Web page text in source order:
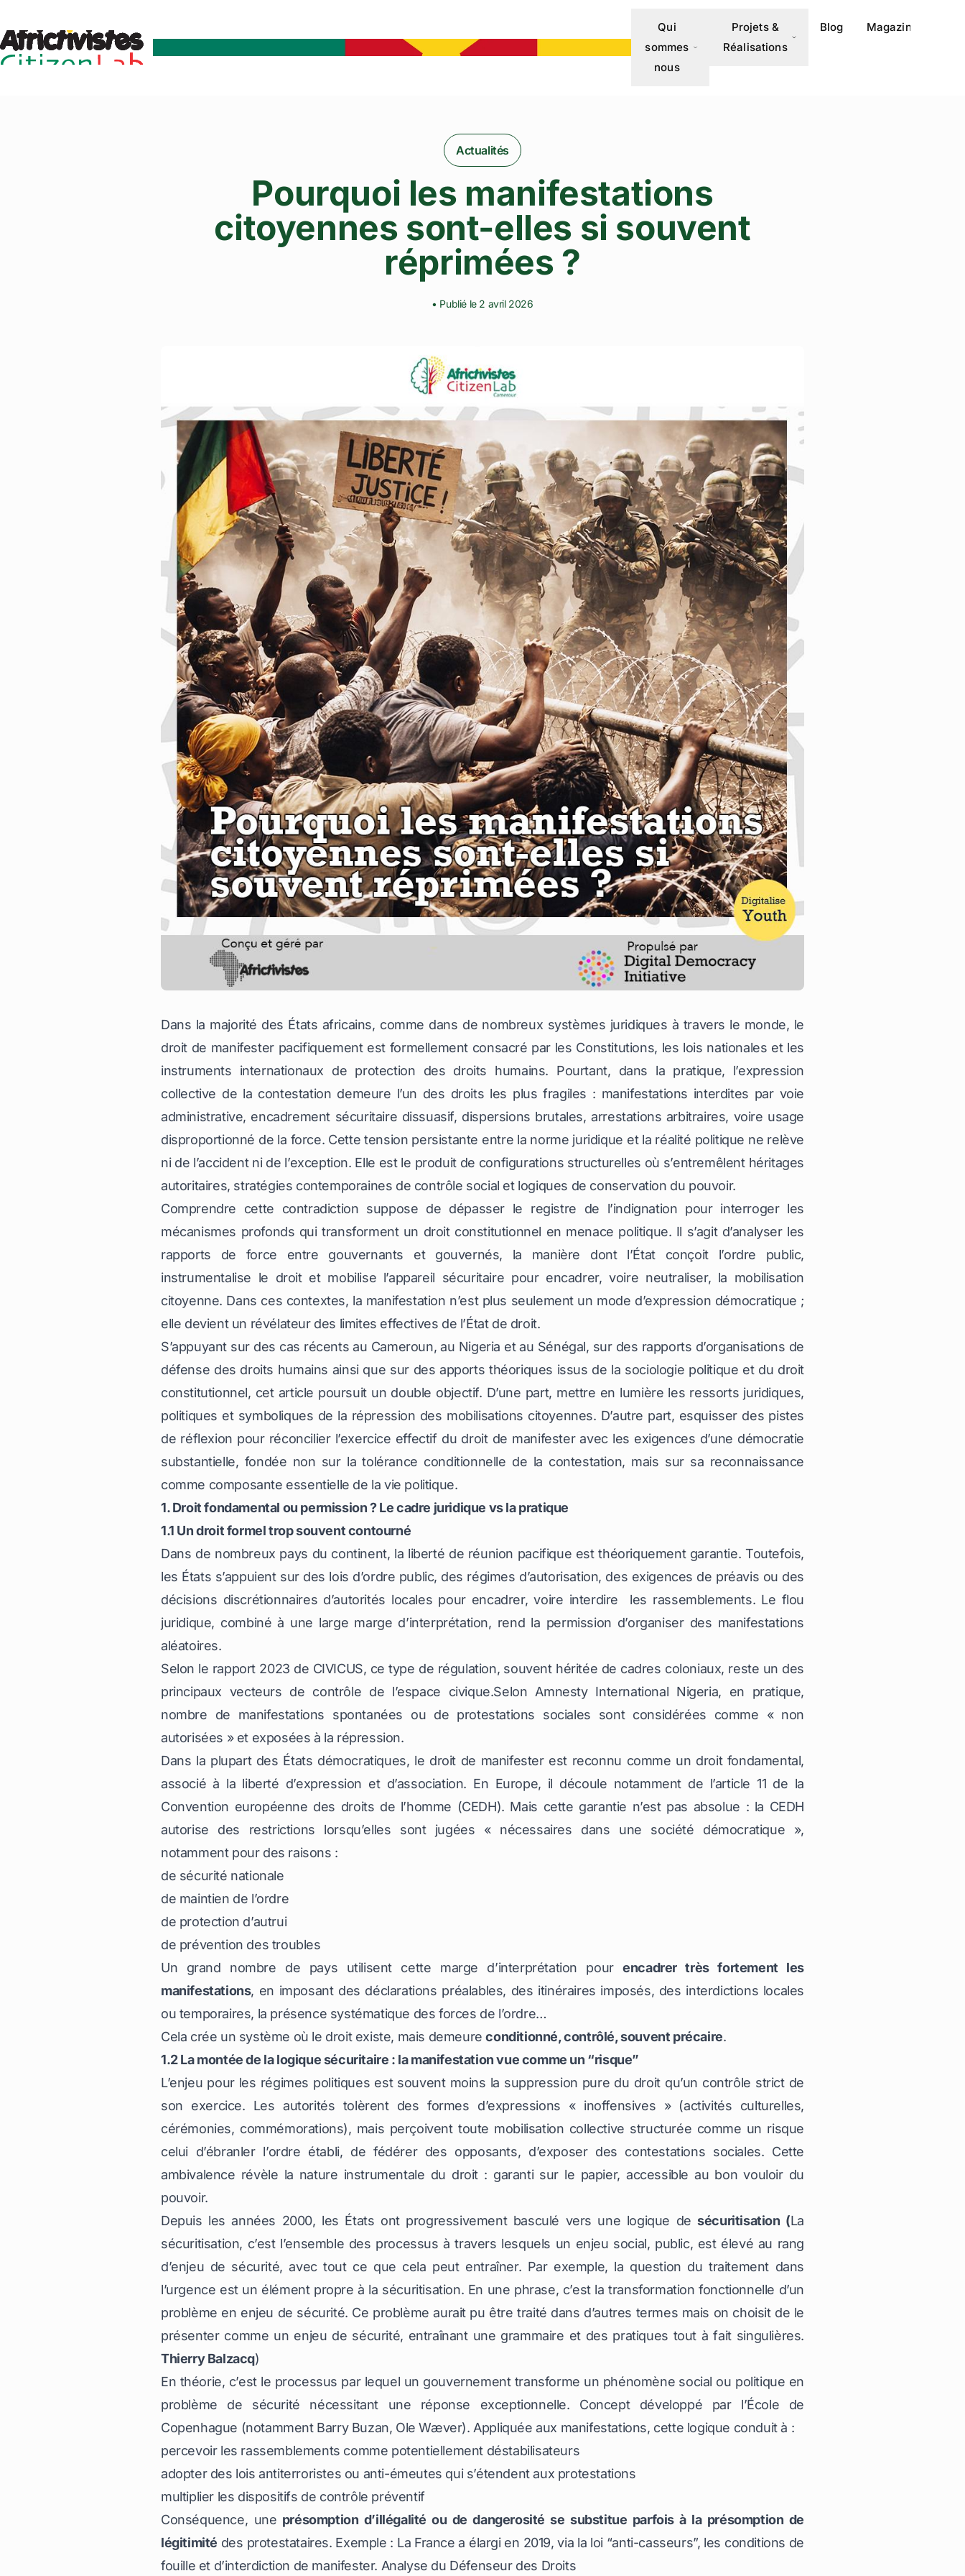
Qui
sommes
nous
Projets &
Réalisations
Blog Magazine
Actualités
Pourquoi les manifestations
citoyennes sont-elles si souvent
réprimées ?
• Publié le 2 avril 2026
Dans la majorité des États africains, comme dans de nombreux systèmes juridiques à travers le monde, le
droit de manifester pacifiquement est formellement consacré par les Constitutions, les lois nationales et les
instruments internationaux de protection des droits humains. Pourtant, dans la pratique, l’expression
collective de la contestation demeure l’un des droits les plus fragiles : manifestations interdites par voie
administrative, encadrement sécuritaire dissuasif, dispersions brutales, arrestations arbitraires, voire usage
disproportionné de la force. Cette tension persistante entre la norme juridique et la réalité politique ne relève
ni de l’accident ni de l’exception. Elle est le produit de configurations structurelles où s’entremêlent héritages
autoritaires, stratégies contemporaines de contrôle social et logiques de conservation du pouvoir.
Comprendre cette contradiction suppose de dépasser le registre de l’indignation pour interroger les
mécanismes profonds qui transforment un droit constitutionnel en menace politique. Il s’agit d’analyser les
rapports de force entre gouvernants et gouvernés, la manière dont l’État conçoit l’ordre public,
instrumentalise le droit et mobilise l’appareil sécuritaire pour encadrer, voire neutraliser, la mobilisation
citoyenne. Dans ces contextes, la manifestation n’est plus seulement un mode d’expression démocratique ;
elle devient un révélateur des limites effectives de l’État de droit.
S’appuyant sur des cas récents au Cameroun, au Nigeria et au Sénégal, sur des rapports d’organisations de
défense des droits humains ainsi que sur des apports théoriques issus de la sociologie politique et du droit
constitutionnel, cet article poursuit un double objectif. D’une part, mettre en lumière les ressorts juridiques,
politiques et symboliques de la répression des mobilisations citoyennes. D’autre part, esquisser des pistes
de réflexion pour réconcilier l’exercice effectif du droit de manifester avec les exigences d’une démocratie
substantielle, fondée non sur la tolérance conditionnelle de la contestation, mais sur sa reconnaissance
comme composante essentielle de la vie politique.
1. Droit fondamental ou permission ? Le cadre juridique vs la pratique
1.1 Un droit formel trop souvent contourné
Dans de nombreux pays du continent, la liberté de réunion pacifique est théoriquement garantie. Toutefois,
les États s’appuient sur des lois d’ordre public, des régimes d’autorisation, des exigences de préavis ou des
décisions discrétionnaires d’autorités locales pour encadrer, voire interdire les rassemblements. Le flou
juridique, combiné à une large marge d’interprétation, rend la permission d’organiser des manifestations
aléatoires.
Selon le rapport 2023 de CIVICUS, ce type de régulation, souvent héritée de cadres coloniaux, reste un des
principaux vecteurs de contrôle de l’espace civique.Selon Amnesty International Nigeria, en pratique,
nombre de manifestations spontanées ou de protestations sociales sont considérées comme « non
autorisées » et exposées à la répression.
Dans la plupart des États démocratiques, le droit de manifester est reconnu comme un droit fondamental,
associé à la liberté d’expression et d’association. En Europe, il découle notamment de l’article 11 de la
Convention européenne des droits de l’homme (CEDH). Mais cette garantie n’est pas absolue : la CEDH
autorise des restrictions lorsqu’elles sont jugées « nécessaires dans une société démocratique »,
notamment pour des raisons :
de sécurité nationale
de maintien de l’ordre
de protection d’autrui
de prévention des troubles
Un grand nombre de pays utilisent cette marge d’interprétation pourencadrer très fortement les
manifestations, en imposant des déclarations préalables, des itinéraires imposés, des interdictions locales
ou temporaires, la présence systématique des forces de l’ordre…
Cela crée un système où le droit existe, mais demeureconditionné, contrôlé, souvent précaire.
1.2 La montée de la logique sécuritaire : la manifestation vue comme un “risque”
L’enjeu pour les régimes politiques est souvent moins la suppression pure du droit qu’un contrôle strict de
son exercice. Les autorités tolèrent des formes d’expressions « inoffensives » (activités culturelles,
cérémonies, commémorations), mais perçoivent toute mobilisation collective structurée comme un risque
celui d’ébranler l’ordre établi, de fédérer des opposants, d’exposer des contestations sociales. Cette
ambivalence révèle la nature instrumentale du droit : garanti sur le papier, accessible au bon vouloir du
pouvoir.
Depuis les années 2000, les États ont progressivement basculé vers une logique desécuritisation (La
sécuritisation, c’est l’ensemble des processus à travers lesquels un enjeu social, public, est élevé au rang
d’enjeu de sécurité, avec tout ce que cela peut entraîner. Par exemple, la question du traitement dans
l’urgence est un élément propre à la sécuritisation. En une phrase, c’est la transformation fonctionnelle d’un
problème en enjeu de sécurité. Ce problème aurait pu être traité dans d’autres termes mais on choisit de le
présenter comme un enjeu de sécurité, entraînant une grammaire et des pratiques tout à fait singulières.
Thierry Balzacq)
En théorie, c’est le processus par lequel un gouvernement transforme un phénomène social ou politique en
problème de sécurité nécessitant une réponse exceptionnelle. Concept développé par l’École de
Copenhague (notamment Barry Buzan, Ole Wæver). Appliquée aux manifestations, cette logique conduit à :
percevoir les rassemblements comme potentiellement déstabilisateurs
adopter des lois antiterroristes ou anti-émeutes qui s’étendent aux protestations
multiplier les dispositifs de contrôle préventif
Conséquence, une présomption d’illégalité ou de dangerosité se substitue parfois à la présomption de
légitimité des protestataires. Exemple : La France a élargi en 2019, via la loi “anti-casseurs”, les conditions de
fouille et d’interdiction de manifester. Analyse du Défenseur des Droits